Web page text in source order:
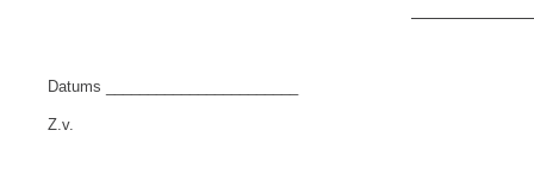
Datums _______________________
Z.v.